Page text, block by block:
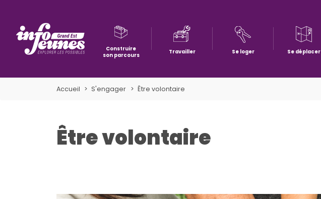
Construire
son parcours
Travailler Se loger Se déplacer
Accueil S'engager Être volontaire
Être volontaire